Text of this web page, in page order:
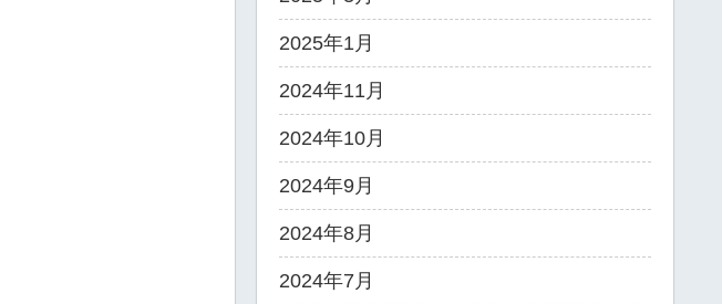
2025年1月
2024年11月
2024年10月
2024年9月
2024年8月
2024年7月